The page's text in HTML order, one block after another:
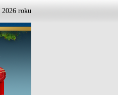
2026 roku